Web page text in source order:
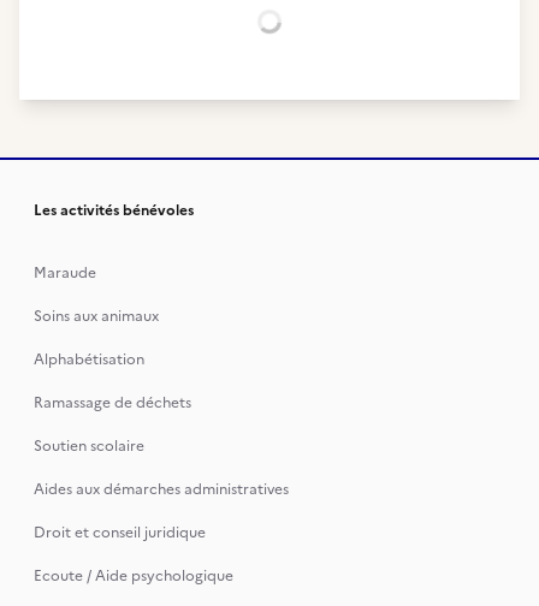
Chargement...
Les activités bénévoles
Maraude
Soins aux animaux
Alphabétisation
Ramassage de déchets
Soutien scolaire
Aides aux démarches administratives
Droit et conseil juridique
Ecoute / Aide psychologique